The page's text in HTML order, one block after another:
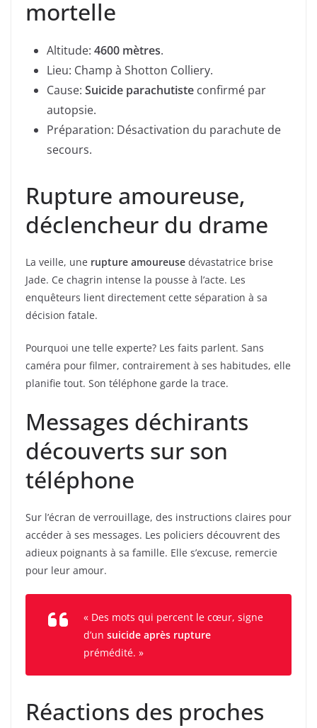
mortelle
Altitude: 4600 mètres.
Lieu: Champ à Shotton Colliery.
Cause: Suicide parachutiste confirmé par
autopsie.
Préparation: Désactivation du parachute de
secours.
Rupture amoureuse,
déclencheur du drame
La veille, une rupture amoureuse dévastatrice brise
Jade. Ce chagrin intense la pousse à l’acte. Les
enquêteurs lient directement cette séparation à sa
décision fatale.
Pourquoi une telle experte? Les faits parlent. Sans
caméra pour filmer, contrairement à ses habitudes, elle
planifie tout. Son téléphone garde la trace.
Messages déchirants
découverts sur son
téléphone
Sur l’écran de verrouillage, des instructions claires pour
accéder à ses messages. Les policiers découvrent des
adieux poignants à sa famille. Elle s’excuse, remercie
pour leur amour.
« Des mots qui percent le cœur, signe
d’un suicide après rupture
prémédité. »
Réactions des proches